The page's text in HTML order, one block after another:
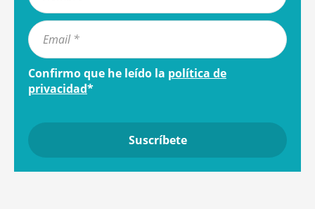
Confirmo que he leído la política de
privacidad*